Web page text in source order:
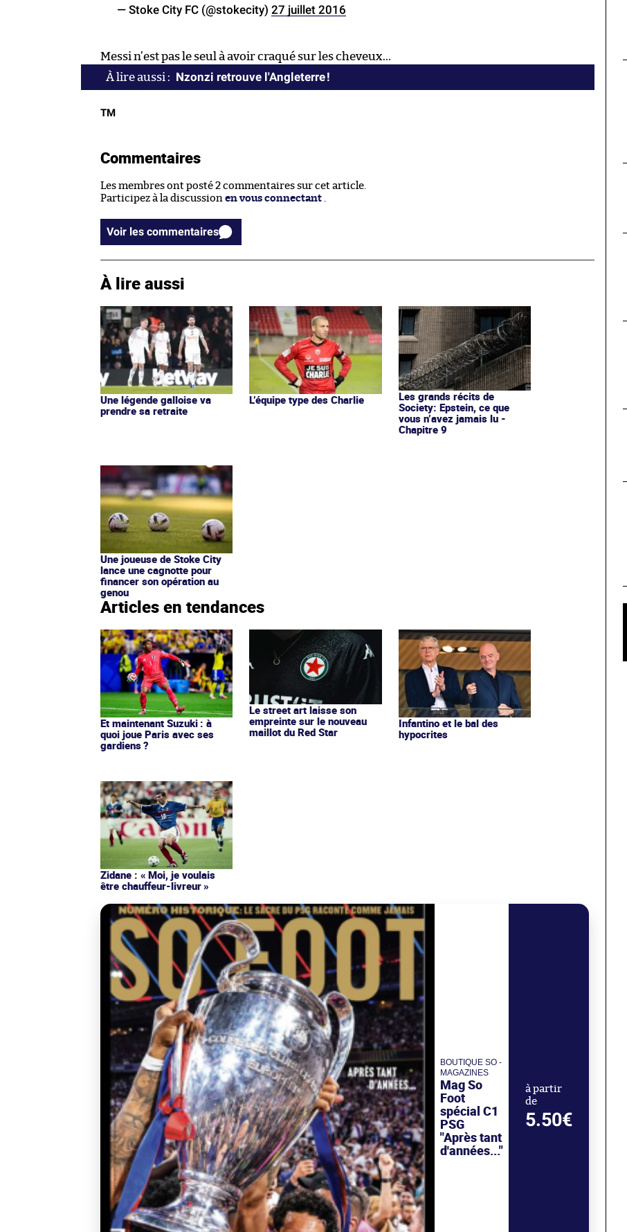
— Stoke City FC (@stokecity) 27 juillet 2016
Messi n’est pas le seul à avoir craqué sur les cheveux…
Nzonzi retrouve l'Angleterre !
TM
Commentaires
Les membres ont posté 2 commentaires sur cet article.
Participez à la discussion en vous connectant
Voir les commentaires
À lire aussi
Une légende galloise va
prendre sa retraite
L’équipe type des Charlie
Les grands récits de
Society: Epstein, ce que
vous n’avez jamais lu -
Chapitre 9
Une joueuse de Stoke City
lance une cagnotte pour
financer son opération au
genou
Articles en tendances
Et maintenant Suzuki : à
quoi joue Paris avec ses
gardiens ?
Le street art laisse son
empreinte sur le nouveau
maillot du Red Star
Infantino et le bal des
hypocrites
Zidane : « Moi, je voulais
être chauffeur-livreur »
BOUTIQUE SO -
MAGAZINES
Mag So
Foot
spécial C1
PSG
"Après tant
d'années..."
à partir
de
5.50€